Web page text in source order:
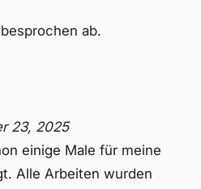
ab.
23, 2025
einige Male für meine
Alle Arbeiten wurden